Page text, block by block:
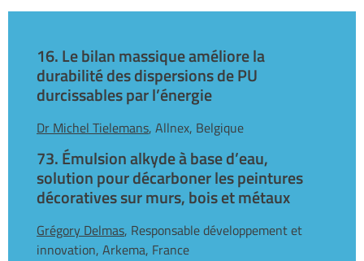
16. Le bilan massique améliore la
durabilité des dispersions de PU
durcissables par l’énergie
Dr Michel Tielemans, Allnex, Belgique
73. Émulsion alkyde à base d’eau,
solution pour décarboner les peintures
décoratives sur murs, bois et métaux
Grégory Delmas, Responsable développement et
innovation, Arkema, France